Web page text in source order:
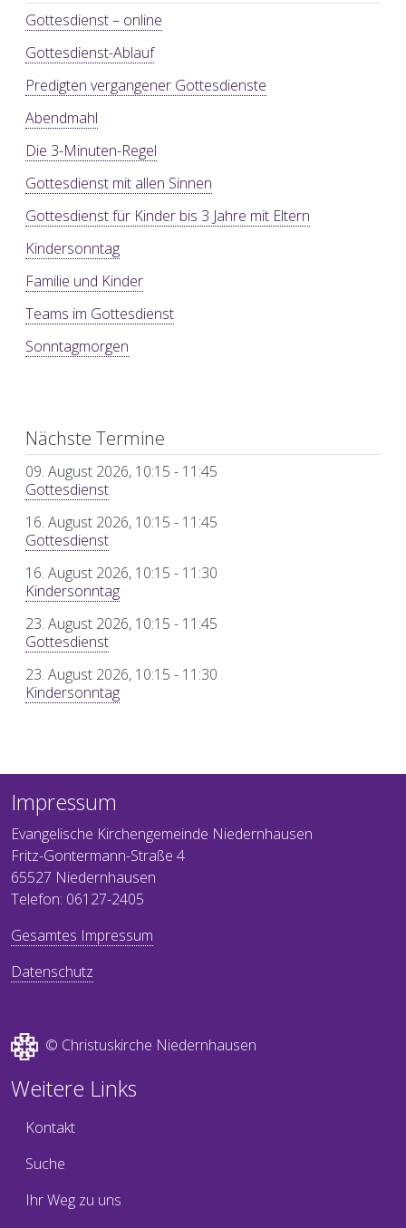
Gottesdienst – online
Gottesdienst-Ablauf
Predigten vergangener Gottesdienste
Abendmahl
Die 3-Minuten-Regel
Gottesdienst mit allen Sinnen
Gottesdienst für Kinder bis 3 Jahre mit Eltern
Kindersonntag
Familie und Kinder
Teams im Gottesdienst
Sonntagmorgen
Nächste Termine
09. August 2026, 10:15 - 11:45
Gottesdienst
16. August 2026, 10:15 - 11:45
Gottesdienst
16. August 2026, 10:15 - 11:30
Kindersonntag
23. August 2026, 10:15 - 11:45
Gottesdienst
23. August 2026, 10:15 - 11:30
Kindersonntag
Impressum
Evangelische Kirchengemeinde Niedernhausen
Fritz-Gontermann-Straße 4
65527 Niedernhausen
Telefon: 06127-2405
Gesamtes Impressum
Datenschutz
© Christuskirche Niedernhausen
Weitere Links
Kontakt
Suche
Ihr Weg zu uns